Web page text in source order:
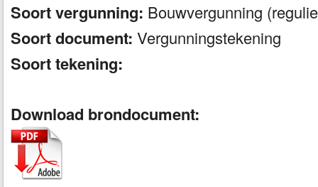
Soort vergunning: Bouwvergunning
Soort document: Vergunningstekening
Soort tekening:
Download brondocument: